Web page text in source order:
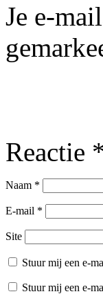
Je e-
Reactie
Naam *
E-mail *
Site
Stuur mij een e-
Stuur mij een e-